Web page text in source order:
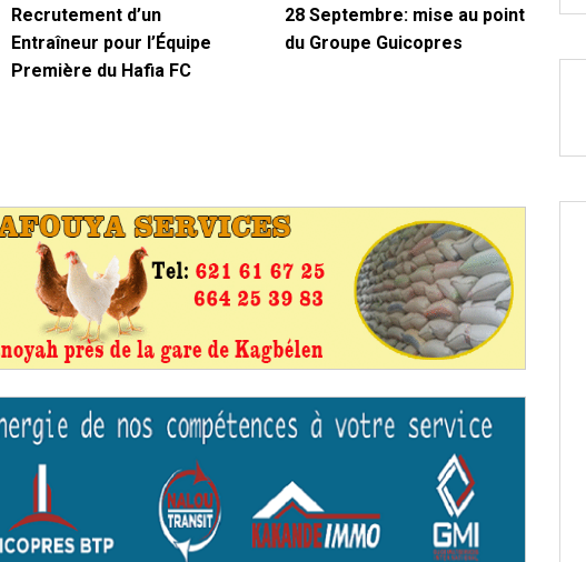
Recrutement d’un
Entraîneur pour l’Équipe
Première du Hafia FC
28 Septembre: mise au point
du Groupe Guicopres